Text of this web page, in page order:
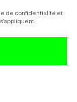
de confidentialité et